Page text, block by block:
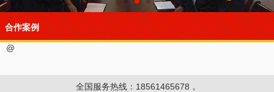
合作案例
@
全国服务热线：18561465678，